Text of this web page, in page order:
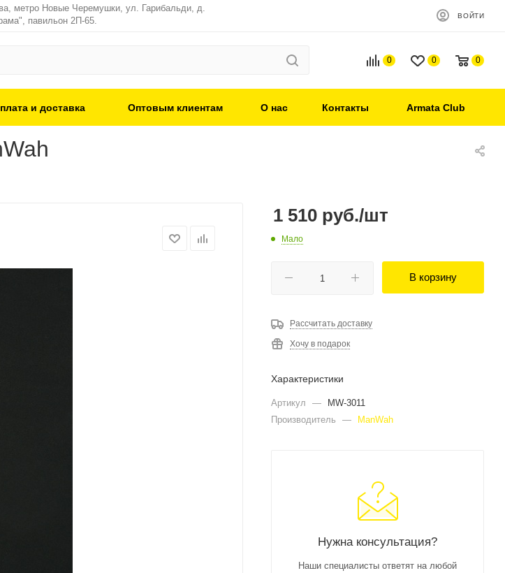
метро Новые Черемушки, ул. Гарибальди, д.
павильон 2П-65.
ВОЙТИ
0 0 0
и доставка Оптовым клиентам О нас Контакты Armata Club
1 510 руб./шт
Мало
В корзину
Рассчитать доставку
Хочу в подарок
Характеристики
Артикул —
MW-3011
Производитель
— ManWah
Нужна консультация?
Наши специалисты ответят на любой